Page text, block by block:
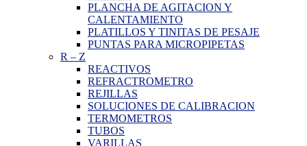
PLANCHA DE AGITACION Y
CALENTAMIENTO
PLATILLOS Y TINITAS DE PESAJE
PUNTAS PARA MICROPIPETAS
R – Z
REACTIVOS
REFRACTROMETRO
REJILLAS
SOLUCIONES DE CALIBRACION
TERMOMETROS
TUBOS
VARILLAS